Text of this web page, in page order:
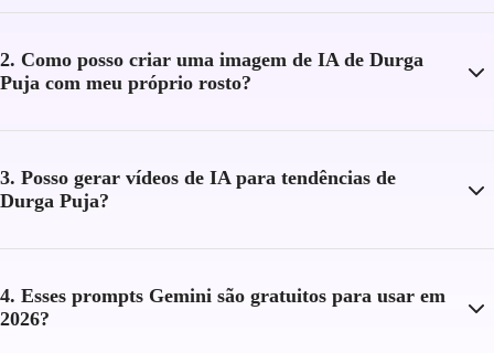
2. Como posso criar uma imagem de IA de Durga
Puja com meu próprio rosto?
3. Posso gerar vídeos de IA para tendências de
Durga Puja?
4. Esses prompts Gemini são gratuitos para usar em
2026?